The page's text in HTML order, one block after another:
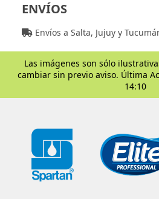
ENVÍOS
Envíos a Salta, Jujuy y
Las imágenes son sólo
cambiar sin previo aviso. Última
14:10